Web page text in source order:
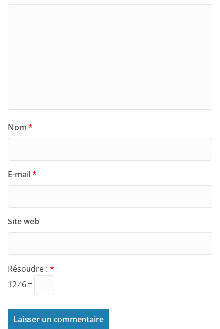
Nom *
E-mail*
Site web
Résoudre : *
12 ⁄ 6 =